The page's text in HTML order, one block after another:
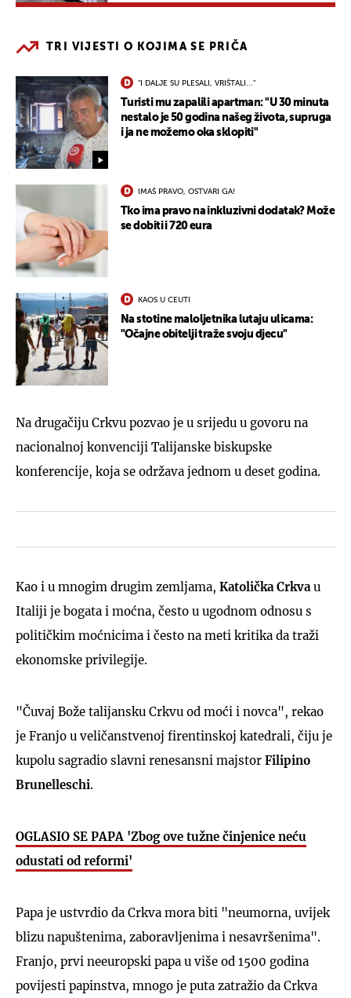
TRI VIJESTI O KOJIMA SE PRIČA
"I DALJE SU PLESALI, VRIŠTALI..."
Turisti mu zapalili apartman: "U 30 minuta
nestalo je 50 godina našeg života, supruga
i ja ne možemo oka sklopiti"
IMAŠ PRAVO, OSTVARI GA!
Tko ima pravo na inkluzivni dodatak? Može
se dobiti i 720 eura
KAOS U CEUTI
Na stotine maloljetnika lutaju ulicama:
"Očajne obitelji traže svoju djecu"
Na drugačiju Crkvu pozvao je u srijedu u govoru na
nacionalnoj konvenciji Talijanske biskupske
konferencije, koja se održava jednom u deset godina.
Kao i u mnogim drugim zemljama, Katolička Crkva u
Italiji je bogata i moćna, često u ugodnom odnosu s
političkim moćnicima i često na meti kritika da traži
ekonomske privilegije.
"Čuvaj Bože talijansku Crkvu od moći i novca", rekao
je Franjo u veličanstvenoj firentinskoj katedrali, čiju je
kupolu sagradio slavni renesansni majstor Filipino
Brunelleschi.
OGLASIO SE PAPA 'Zbog ove tužne činjenice neću
odustati od reformi'
Papa je ustvrdio da Crkva mora biti "neumorna, uvijek
blizu napuštenima, zaboravljenima i nesavršenima".
Franjo, prvi neeuropski papa u više od 1500 godina
povijesti papinstva, mnogo je puta zatražio da Crkva